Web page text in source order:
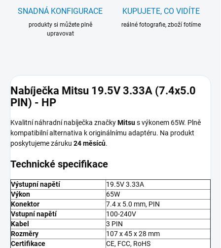
SNADNÁ KONFIGURACE
produkty si můžete plně
upravovat
KUPUJETE, CO VIDÍTE
reálné fotografie, zboží fotíme
Nabíječka Mitsu 19.5V 3.33A (7.4x5.0
PIN) - HP
Kvalitní náhradní nabíječka značkyMitsus výkonem 65W. Plně
kompatibilní alternativa k originálnímu adaptéru. Na produkt
poskytujeme záruku 24 měsíců.
Technické specifikace
Výstupní napětí
19.5V 3.33A
Výkon
65W
Konektor
7.4 x 5.0 mm, PIN
Vstupní napětí
100-240V
Kabel
3 PIN
Rozměry
107 x 45 x 28 mm
Certifikace
CE, FCC, RoHS